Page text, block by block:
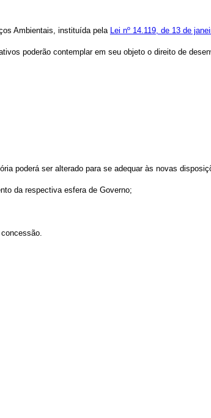
Ambientais, instituída pela Lei nº 14.119, de 13 de
poderão contemplar em seu objeto o direito de
poderá ser alterado para se adequar às novas
da respectiva esfera de Governo;